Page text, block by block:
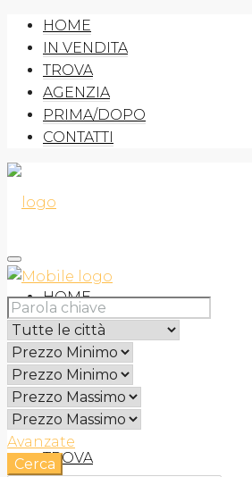
HOME
IN VENDITA
TROVA
AGENZIA
PRIMA/DOPO
CONTATTI
HOME
IN VENDITA
TROVA
Avanzate
Cerca